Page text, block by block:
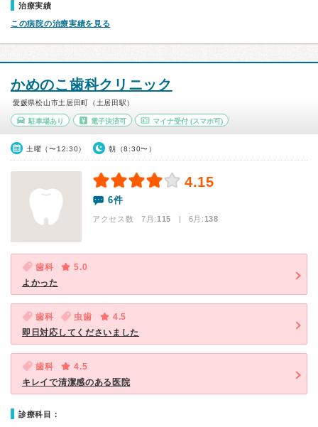
治療実績
この病院の治療実績を見る
かめのこ歯科クリニック
愛媛県松山市土居田町（土居田駅）
駐車場あり 電子決済可 マイナ受付 (スマホ可)
土曜（〜12:30） 朝（8:30〜）
4.15
6件
アクセス数 7月:115 | 6月:138
歯科
5.0
よかった
歯科 虫歯
4.5
即日対応してくださいました
歯科
4.5
キレイで清潔感のある医院
診療科目：